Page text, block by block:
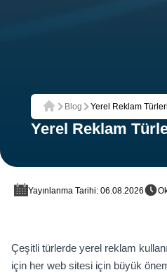
Ana Sayfa
Blog Yerel Reklam
Yerel Reklam
Yayınlanma Tarihi: 06.08.2026
Çeşitli türlerde yerel reklam
için her web sitesi için büyük